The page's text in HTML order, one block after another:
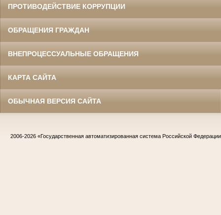
ПРОТИВОДЕЙСТВИЕ КОРРУПЦИИ
ОБРАЩЕНИЯ ГРАЖДАН
ВНЕПРОЦЕССУАЛЬНЫЕ ОБРАЩЕНИЯ
КАРТА САЙТА
ОБЫЧНАЯ ВЕРСИЯ САЙТА
2006-2026 «Государственная автоматизированная система Российской